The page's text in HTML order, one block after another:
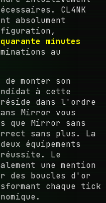
CL4NK
absolument
minutes
au
de monter son
à cette
dans l'ordre
Mirror vous
que Mirror sans
sans plus. La
équipements
Le
une mention
des boucles d'or
chaque tick